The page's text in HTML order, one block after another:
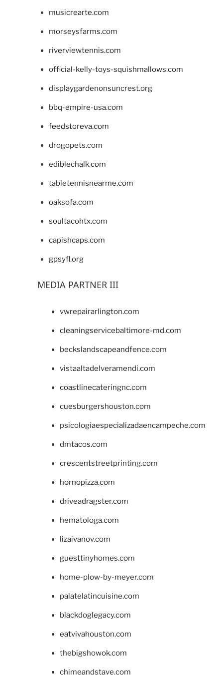
musicrearte.com
morseysfarms.com
riverviewtennis.com
official-kelly-toys-squishmallows.com
displaygardenonsuncrest.org
bbq-empire-usa.com
feedstoreva.com
drogopets.com
ediblechalk.com
tabletennisnearme.com
oaksofa.com
soultacohtx.com
capishcaps.com
gpsyfl.org
MEDIA PARTNER III
vwrepairarlington.com
cleaningservicebaltimore-md.com
beckslandscapeandfence.com
vistaaltadelveramendi.com
coastlinecateringnc.com
cuesburgershouston.com
psicologiaespecializadaencampeche.com
dmtacos.com
crescentstreetprinting.com
hornopizza.com
driveadragster.com
hematologa.com
lizaivanov.com
guesttinyhomes.com
home-plow-by-meyer.com
palatelatincuisine.com
blackdoglegacy.com
eatvivahouston.com
thebigshowok.com
chimeandstave.com